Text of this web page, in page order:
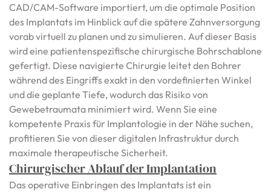
CAD/CAM-Software importiert, um die optimale Position
des Implantats im Hinblick auf die spätere Zahnversorgung
vorab virtuell zu planen und zu simulieren. Auf dieser Basis
wird eine patientenspezifische chirurgische Bohrschablone
gefertigt. Diese navigierte Chirurgie leitet den Bohrer
während des Eingriffs exakt in den vordefinierten Winkel
und die geplante Tiefe, wodurch das Risiko von
Gewebetraumata minimiert wird. Wenn Sie eine
kompetente Praxis für Implantologie in der Nähe suchen,
profitieren Sie von dieser digitalen Infrastruktur durch
maximale therapeutische Sicherheit.
Chirurgischer Ablauf der Implantation
Das operative Einbringen des Implantats ist ein